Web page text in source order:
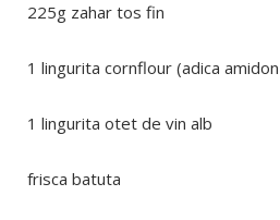
225g zahar tos fin
1 lingurita cornflour (adica
1 lingurita otet de vin alb
frisca batuta